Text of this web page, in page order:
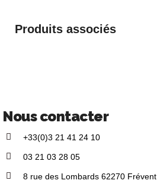
Produits associés
Nous contacter
+33(0)3 21 41 24 10
03 21 03 28 05
8 rue des Lombards 62270 Frévent